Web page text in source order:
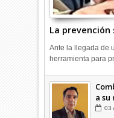
La prevención
Ante la llegada de
herramienta para
09
a su
03